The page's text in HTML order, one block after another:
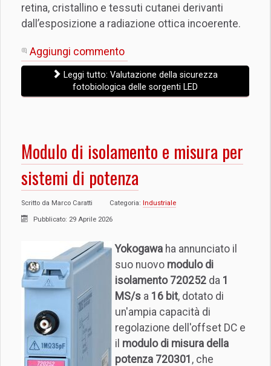
retina, cristallino e tessuti cutanei derivanti
dall’esposizione a radiazione ottica incoerente.
Aggiungi commento
Leggi tutto: Valutazione della sicurezza
fotobiologica delle sorgenti LED
Modulo di isolamento e misura per
sistemi di potenza
Scritto da Marco Caratti Categoria: Industriale
Pubblicato: 29 Aprile 2026
Yokogawa ha annunciato il
suo nuovo modulo di
isolamento 720252 da 1
MS/s a 16 bit, dotato di
un'ampia capacità di
regolazione dell'offset DC e
il modulo di misura della
potenza 720301 , che